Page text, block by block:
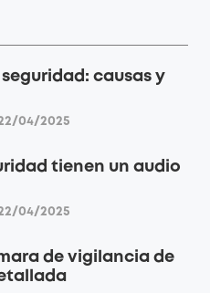
causas y
04/2025
tienen un audio
04/2025
de vigilancia de